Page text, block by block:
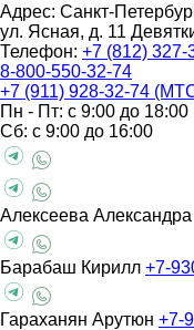
Адрес: Санкт-
ул. Ясная, д. 11
Телефон: +7 (812) 327-
8-800-550-32-74
+7 (911) 928-32-74
Пн - Пт: с 9:00 до 18:00
Сб: с 9:00 до 16:00
Алексеева Александра
Барабаш Кирилл +7-
Гараханян Арутюн +7-